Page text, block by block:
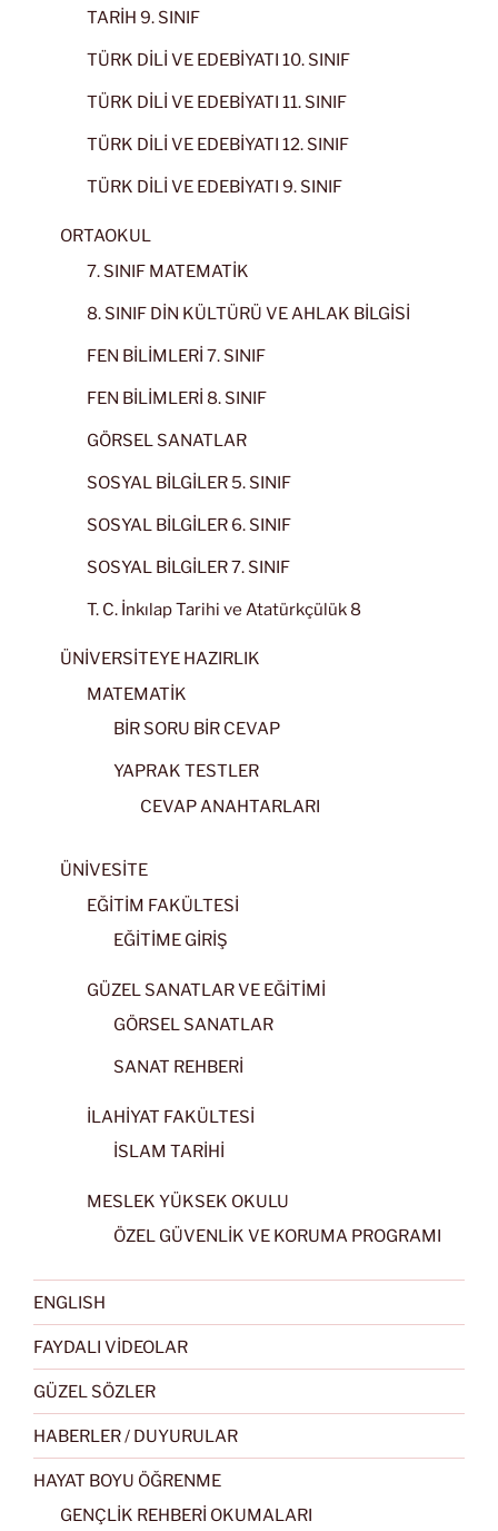
TARİH 9. SINIF
TÜRK DİLİ VE EDEBİYATI 10. SINIF
TÜRK DİLİ VE EDEBİYATI 11. SINIF
TÜRK DİLİ VE EDEBİYATI 12. SINIF
TÜRK DİLİ VE EDEBİYATI 9. SINIF
ORTAOKUL
7. SINIF MATEMATİK
8. SINIF DİN KÜLTÜRÜ VE AHLAK BİLGİSİ
FEN BİLİMLERİ 7. SINIF
FEN BİLİMLERİ 8. SINIF
GÖRSEL SANATLAR
SOSYAL BİLGİLER 5. SINIF
SOSYAL BİLGİLER 6. SINIF
SOSYAL BİLGİLER 7. SINIF
T. C. İnkılap Tarihi ve Atatürkçülük 8
ÜNİVERSİTEYE HAZIRLIK
MATEMATİK
BİR SORU BİR CEVAP
YAPRAK TESTLER
CEVAP ANAHTARLARI
ÜNİVESİTE
EĞİTİM FAKÜLTESİ
EĞİTİME GİRİŞ
GÜZEL SANATLAR VE EĞİTİMİ
GÖRSEL SANATLAR
SANAT REHBERİ
İLAHİYAT FAKÜLTESİ
İSLAM TARİHİ
MESLEK YÜKSEK OKULU
ÖZEL GÜVENLİK VE KORUMA PROGRAMI
ENGLISH
FAYDALI VİDEOLAR
GÜZEL SÖZLER
HABERLER / DUYURULAR
HAYAT BOYU ÖĞRENME
GENÇLİK REHBERİ OKUMALARI